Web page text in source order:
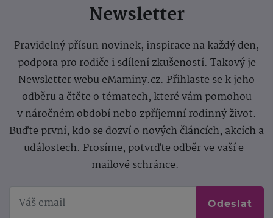
Newsletter
Pravidelný přísun novinek, inspirace na každý den,
podpora pro rodiče i sdílení zkušeností. Takový je
Newsletter webu eMaminy.cz. Přihlaste se k jeho
odběru a čtěte o tématech, které vám pomohou
v náročném období nebo zpříjemní rodinný život.
Buďte první, kdo se dozví o nových článcích, akcích a
událostech. Prosíme, potvrďte odběr ve vaší e-
mailové schránce.
Odeslat